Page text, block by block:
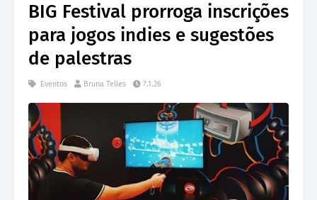
BIG Festival prorroga inscrições
para jogos indies e sugestões
de palestras
Eventos Bruna Telles 7.1.26